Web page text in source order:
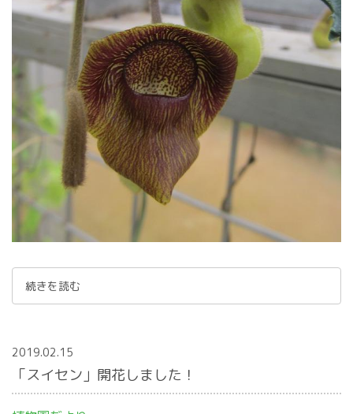
続きを読む
2019.02.15
「スイセン」開花しました！